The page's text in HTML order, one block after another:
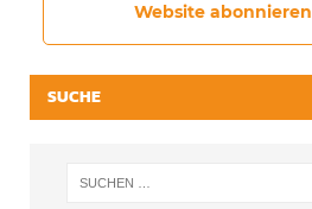
Website abonnieren
SUCHE